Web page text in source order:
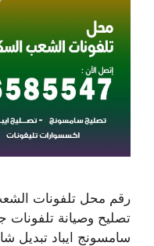
رقم محل تلفونات
تصليح وصيانة تلفونات
سامسونج ايباد تبديل